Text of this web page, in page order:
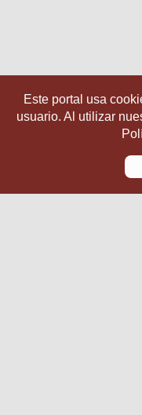
Este portal usa
usuario. Al utilizar